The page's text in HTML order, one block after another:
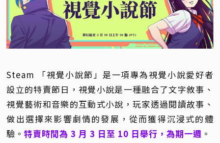
Steam 「視覺小說節」是一項專為視覺小說愛好者
設立的特賣節日，視覺小說是一種融合了文字敘事、
視覺藝術和音樂的互動式小說，玩家透過閱讀故事、
做出選擇來影響劇情的發展，從而獲得沉浸式的體
驗。特賣時間為 3 月 3 日至 10 日舉行，為期一週 。